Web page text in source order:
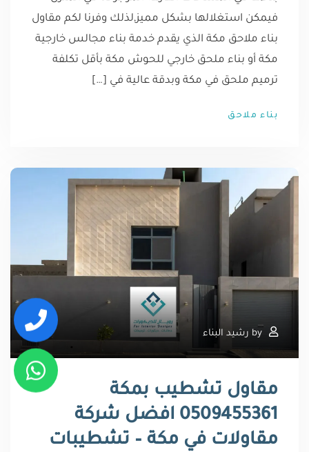
فيمكن استغلالها بشكل مميز,لذلك وفرنا لكم مقاول
بناء ملاحق مكة الذي يقدم خدمة بناء مجالس خارجية
مكة أو بناء ملحق خارجي للحوش مكة بأقل تكلفة
ترميم ملحق في مكة وبدقة عالية في […]
بناء ملاحق
by رشيد البناء
مقاول تشطيب بمكة
0509455361 افضل شركة
مقاولات في مكة – تشطيبات